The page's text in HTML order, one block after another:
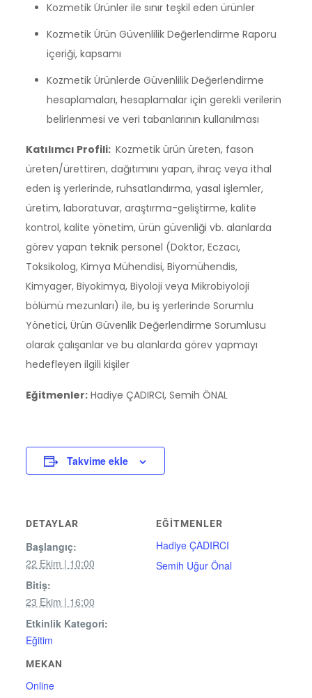
Kozmetik Ürünler ile sınır teşkil eden ürünler
Kozmetik Ürün Güvenlilik Değerlendirme Raporu
içeriği, kapsamı
Kozmetik Ürünlerde Güvenlilik Değerlendirme
hesaplamaları, hesaplamalar için gerekli verilerin
belirlenmesi ve veri tabanlarının kullanılması
Katılımcı Profili: Kozmetik ürün üreten, fason
üreten/ürettiren, dağıtımını yapan, ihraç veya ithal
eden iş yerlerinde, ruhsatlandırma, yasal işlemler,
üretim, laboratuvar, araştırma-geliştirme, kalite
kontrol, kalite yönetim, ürün güvenliği vb. alanlarda
görev yapan teknik personel (Doktor, Eczacı,
Toksikolog, Kimya Mühendisi, Biyomühendis,
Kimyager, Biyokimya, Biyoloji veya Mikrobiyoloji
bölümü mezunları) ile, bu iş yerlerinde Sorumlu
Yönetici, Ürün Güvenlik Değerlendirme Sorumlusu
olarak çalışanlar ve bu alanlarda görev yapmayı
hedefleyen ilgili kişiler
Eğitmenler:Hadiye ÇADIRCI, Semih ÖNAL
Takvime ekle
DETAYLAR
Başlangıç:
22 Ekim | 10:00
Bitiş:
23 Ekim | 16:00
Etkinlik Kategori:
Eğitim
MEKAN
Online
EĞITMENLER
Hadiye ÇADIRCI
Semih Uğur Önal